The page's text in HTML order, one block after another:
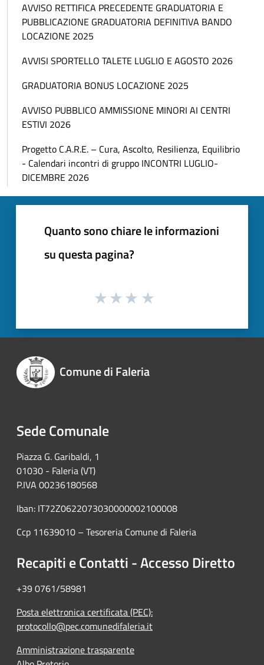
AVVISO RETTIFICA PRECEDENTE GRADUATORIA E
PUBBLICAZIONE GRADUATORIA DEFINITIVA BANDO
LOCAZIONE 2025
AVVISI SPORTELLO TALETE LUGLIO E AGOSTO 2026
GRADUATORIA BONUS LOCAZIONE 2025
AVVISO PUBBLICO AMMISSIONE MINORI AI CENTRI
ESTIVI 2026
Progetto C.A.R.E. – Cura, Ascolto, Resilienza, Equilibrio
- Calendari incontri di gruppo INCONTRI LUGLIO-
DICEMBRE 2026
Quanto sono chiare le informazioni
su questa pagina?
Comune di Faleria
Sede Comunale
Piazza G. Garibaldi, 1
01030 - Faleria (VT)
P.IVA 00236180568
Iban: IT72Z0622073030000002100008
Ccp 11639010 – Tesoreria Comune di Faleria
Recapiti e Contatti - Accesso Diretto
+39 0761/58981
Posta elettronica certificata (PEC):
protocollo@pec.comunedifaleria.it
Amministrazione trasparente